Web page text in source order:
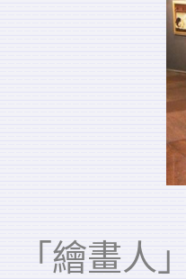
「繪畫人